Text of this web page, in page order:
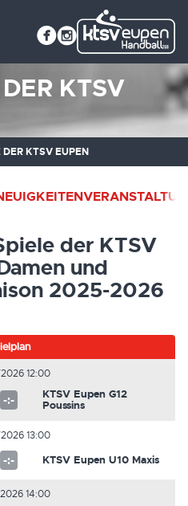
KTSV
DER KTSV EUPEN
der KTSV
und
2025-2026
12:00
-:-
KTSV Eupen G12
Poussins
13:00
-:- KTSV Eupen U10 Maxis
14:00